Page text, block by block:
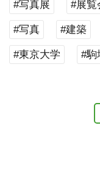
#写真展 #展覧
#写真 #建築
#東京大学 #駒